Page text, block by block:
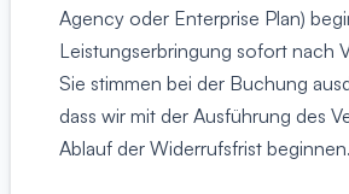
Agency oder Enterprise Plan)
Leistungserbringung sofort nach
Sie stimmen bei der Buchung
dass wir mit der Ausführung des
Ablauf der Widerrufsfrist beginnen.